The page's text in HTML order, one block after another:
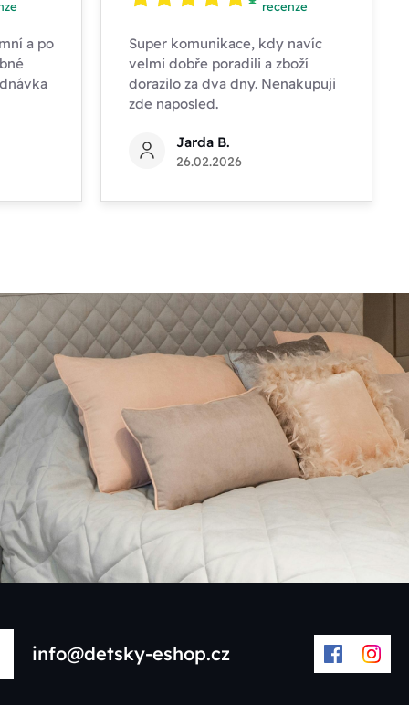
a po
recenze
Super komunikace, kdy navíc
velmi dobře poradili a zboží
dorazilo za dva dny. Nenakupuji
zde naposled.
Jarda B.
26.02.2026
info@detsky-eshop.cz